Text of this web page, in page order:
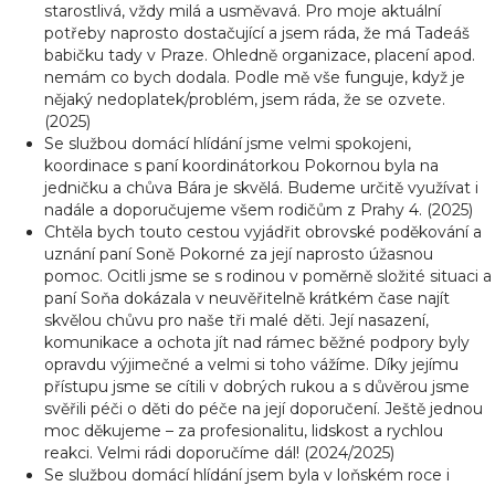
starostlivá, vždy milá a usměvavá. Pro moje aktuální
potřeby naprosto dostačující a jsem ráda, že má Tadeáš
babičku tady v Praze. Ohledně organizace, placení apod.
nemám co bych dodala. Podle mě vše funguje, když je
nějaký nedoplatek/problém, jsem ráda, že se ozvete.
(2025)
Se službou domácí hlídání jsme velmi spokojeni,
koordinace s paní koordinátorkou Pokornou byla na
jedničku a chůva Bára je skvělá. Budeme určitě využívat i
nadále a doporučujeme všem rodičům z Prahy 4. (2025)
Chtěla bych touto cestou vyjádřit obrovské poděkování a
uznání paní Soně Pokorné za její naprosto úžasnou
pomoc. Ocitli jsme se s rodinou v poměrně složité situaci a
paní Soňa dokázala v neuvěřitelně krátkém čase najít
skvělou chůvu pro naše tři malé děti. Její nasazení,
komunikace a ochota jít nad rámec běžné podpory byly
opravdu výjimečné a velmi si toho vážíme. Díky jejímu
přístupu jsme se cítili v dobrých rukou a s důvěrou jsme
svěřili péči o děti do péče na její doporučení. Ještě jednou
moc děkujeme – za profesionalitu, lidskost a rychlou
reakci. Velmi rádi doporučíme dál! (2024/2025)
Se službou domácí hlídání jsem byla v loňském roce i